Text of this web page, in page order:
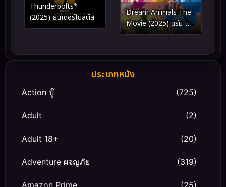
Thunderbolts*
(2025) ธันเดอร์โบลต์ส
Dream Animals The
Movie (2025) ดรีม แอ
นิมอล เดอะ มูฟวี่
ประเภทหนัง
Action บู๊ (725)
Adult (2)
Adult 18+ (20)
Adventure ผจญภัย (319)
Amazon Prime (25)